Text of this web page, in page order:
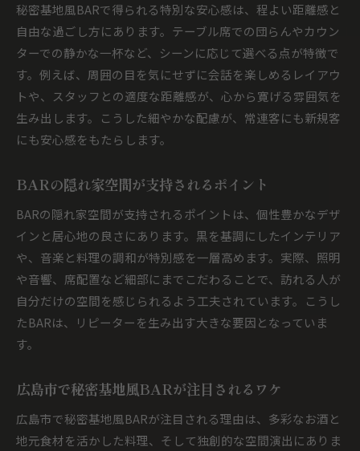
秘密基地風BARで得られる特別な安心感は、程よい距離感と
自由な過ごし方にあります。テーブル席での団らんやカウン
ターでの静かな一杯など、シーンに応じて選べる点が特徴で
す。例えば、周囲の目を気にせずに会話を楽しめるレイアウ
トや、スタッフとの適度な距離感が、心から寛げる雰囲気を
生み出します。こうした細やかな配慮が、常連客にも新規客
にも安心感をもたらします。
BARの隠れ家空間が支持されるポイント
BARの隠れ家空間が支持されるポイントは、個性豊かなデザ
インと居心地の良さにあります。黒を基調にしたインテリア
や、音楽と料理の調和が特別感を一層高めます。実際、照明
や音響、席配置など細部にまでこだわることで、訪れる人が
自分だけの空間を感じられるよう工夫されています。こうし
たBARは、リピーターを生み出す大きな要因となっていま
す。
広島市で秘密基地風BARが注目されるワケ
広島市で秘密基地風BARが注目される理由は、多彩なお酒と
地元食材を活かした料理、そして独創的な空間演出にありま